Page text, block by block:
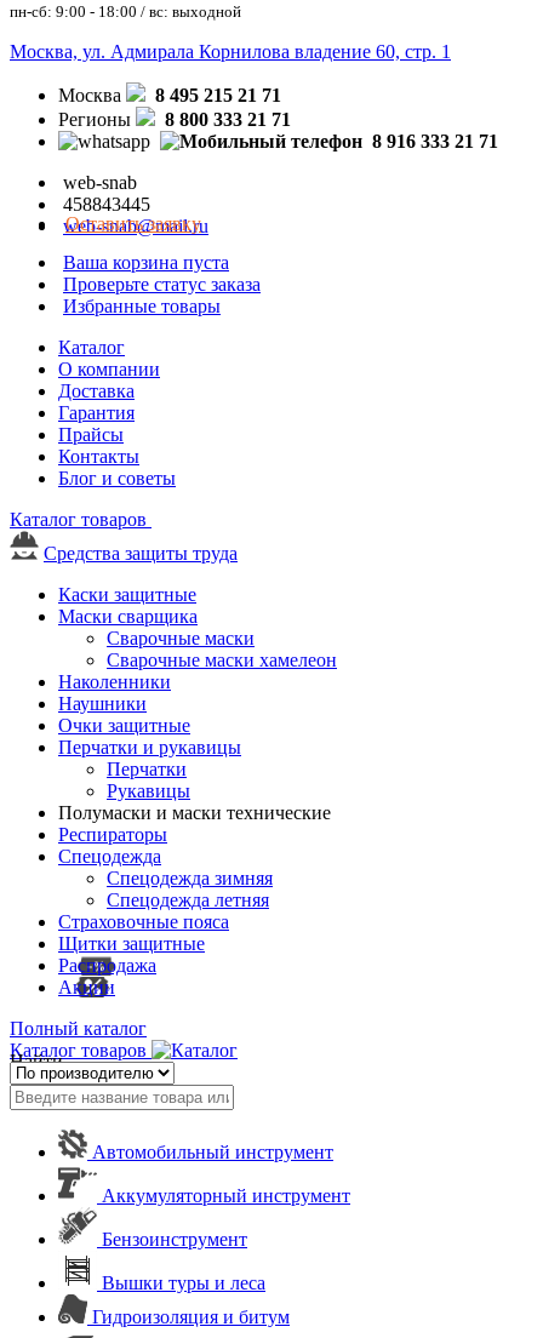
пн-сб: 9:00 - 18:00 / вс: выходной
Москва, ул. Адмирала Корнилова владение 60, стр. 1
Москва
8 495 215 21 71
Регионы
8 800 333 21 71
8 916 333 21 71
web-snab
458843445
web-snab@mail.ru
Оставить заявку
Ваша корзина пуста
Проверьте статус заказа
Избранные товары
Каталог
О компании
Доставка
Гарантия
Прайсы
Контакты
Блог и советы
Каталог товаров
Средства защиты труда
Каски защитные
Маски сварщика
Сварочные маски
Сварочные маски хамелеон
Наколенники
Наушники
Очки защитные
Перчатки и рукавицы
Перчатки
Рукавицы
Полумаски и маски технические
Респираторы
Спецодежда
Спецодежда зимняя
Спецодежда летняя
Страховочные пояса
Щитки защитные
Распродажа
Акции
Полный каталог
Каталог товаров
Найти
Автомобильный инструмент
Аккумуляторный инструмент
Бензоинструмент
Вышки туры и леса
Гидроизоляция и битум